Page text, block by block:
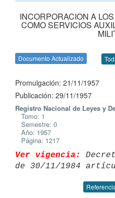
INCORPORACION A
COMO SERVICIOS
Documento Actualizado
Promulgación: 21/11/1957
Publicación: 29/11/1957
Registro Nacional de Leyes y
Tomo: 1
Semestre: 0
Año: 1957
Página: 1217
Ver vigencia:
de 30/11/1984